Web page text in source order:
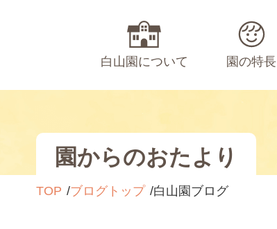
白山園について 園の特長
園からのおたより
TOP ブログトップ 白山園ブログ